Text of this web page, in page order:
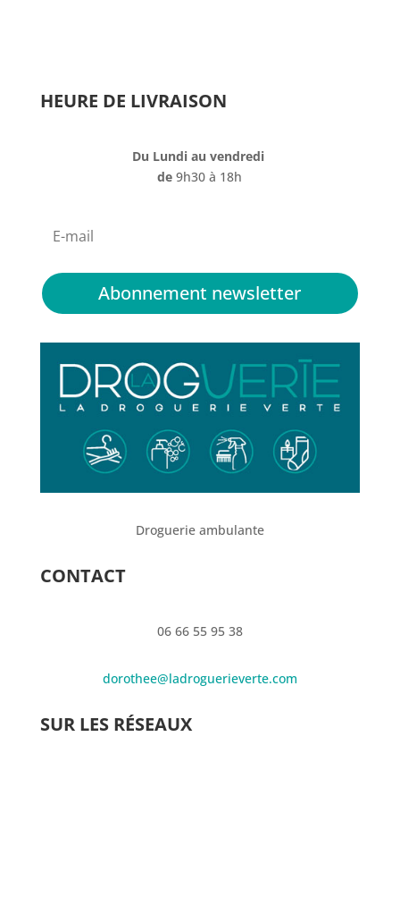
HEURE DE LIVRAISON
Du Lundi au vendredi
de 9h30 à 18h
Abonnement newsletter
Droguerie ambulante
CONTACT
06 66 55 95 38
dorothee@ladroguerieverte.com
SUR LES RÉSEAUX